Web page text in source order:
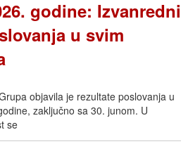
godine: Izvanredni
u svim
objavila je rezultate poslovanja u
zaključno sa 30. junom. U
se